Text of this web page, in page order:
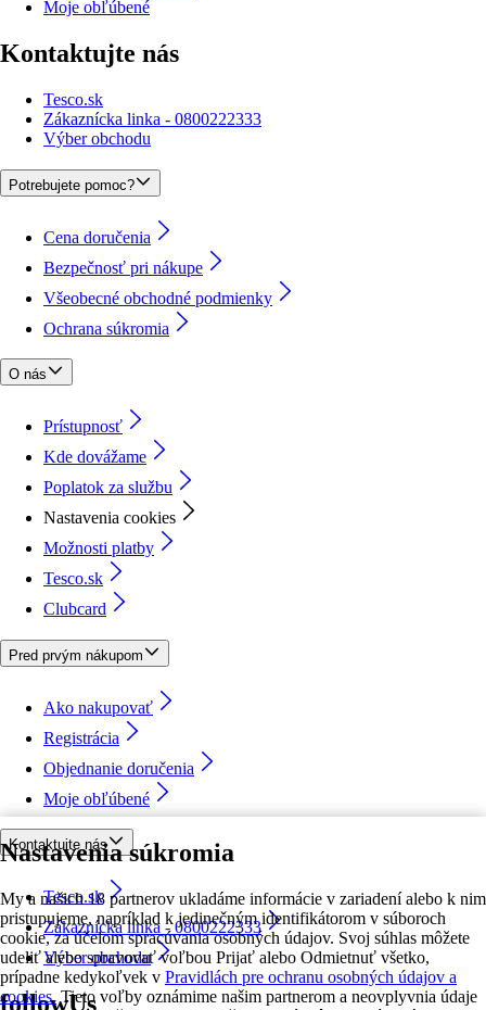
Nastavenia súkromia
My a našich 18 partnerov ukladáme informácie v zariadení alebo k nim
pristupujeme, napríklad k jedinečným identifikátorom v súboroch
cookie, za účelom spracúvania osobných údajov. Svoj súhlas môžete
udeliť alebo spravovať voľbou Prijať alebo Odmietnuť všetko,
prípadne kedykoľvek v Pravidlách pre ochranu osobných údajov a
cookies. Tieto voľby oznámime našim partnerom a neovplyvnia údaje
Moje obľúbené
Kontaktujte nás
Tesco.sk
Zákaznícka linka - 0800222333
Výber obchodu
Potrebujete pomoc?
Cena doručenia
Bezpečnosť pri nákupe
Všeobecné obchodné podmienky
Ochrana súkromia
O nás
Prístupnosť
Kde dovážame
Poplatok za službu
Nastavenia cookies
Možnosti platby
Tesco.sk
Clubcard
Pred prvým nákupom
Ako nakupovať
Registrácia
Objednanie doručenia
Moje obľúbené
Kontaktujte nás
Tesco.sk
Zákaznícka linka - 0800222333
Výber obchodu
followUs